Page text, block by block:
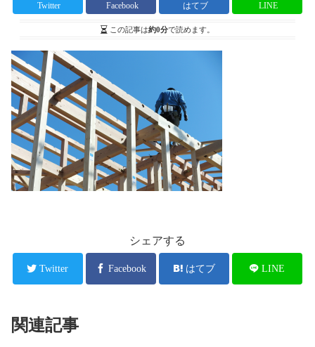
Twitter Facebook はてブ LINE
この記事は約0分で読めます。
シェアする
Twitter Facebook はてブ LINE
関連記事